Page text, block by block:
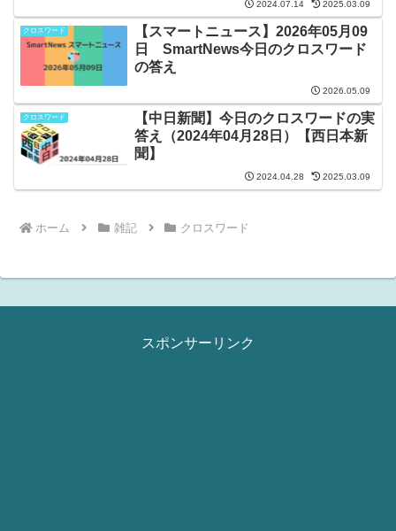
2024.07.14 2025.03.09
クロスワード
【スマートニュース】2026年05月09
日 SmartNews今日のクロスワード
の答え
2026.05.09
クロスワード
【中日新聞】今日のクロスワードの実
答え（2024年04月28日）【西日本新
聞】
2024.04.28 2025.03.09
ホーム 雑記 クロスワード
スポンサーリンク